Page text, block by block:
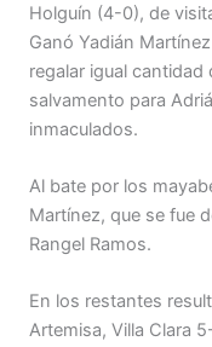
Holguín (4-0), de
Ganó Yadián
regalar igual
salvamento para
inmaculados.
Al bate por los
Martínez, que se fue
Rangel Ramos.
En los restantes
Artemisa, Villa Clara